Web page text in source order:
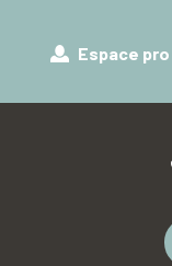
Espace pro